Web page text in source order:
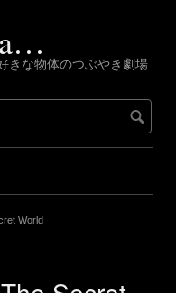
きな物体のつぶやき劇場
World